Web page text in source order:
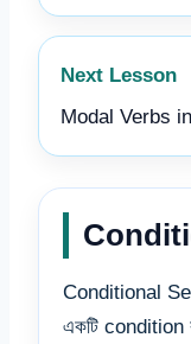
Next Lesson
Modal Verbs
Conditional
একটি condition